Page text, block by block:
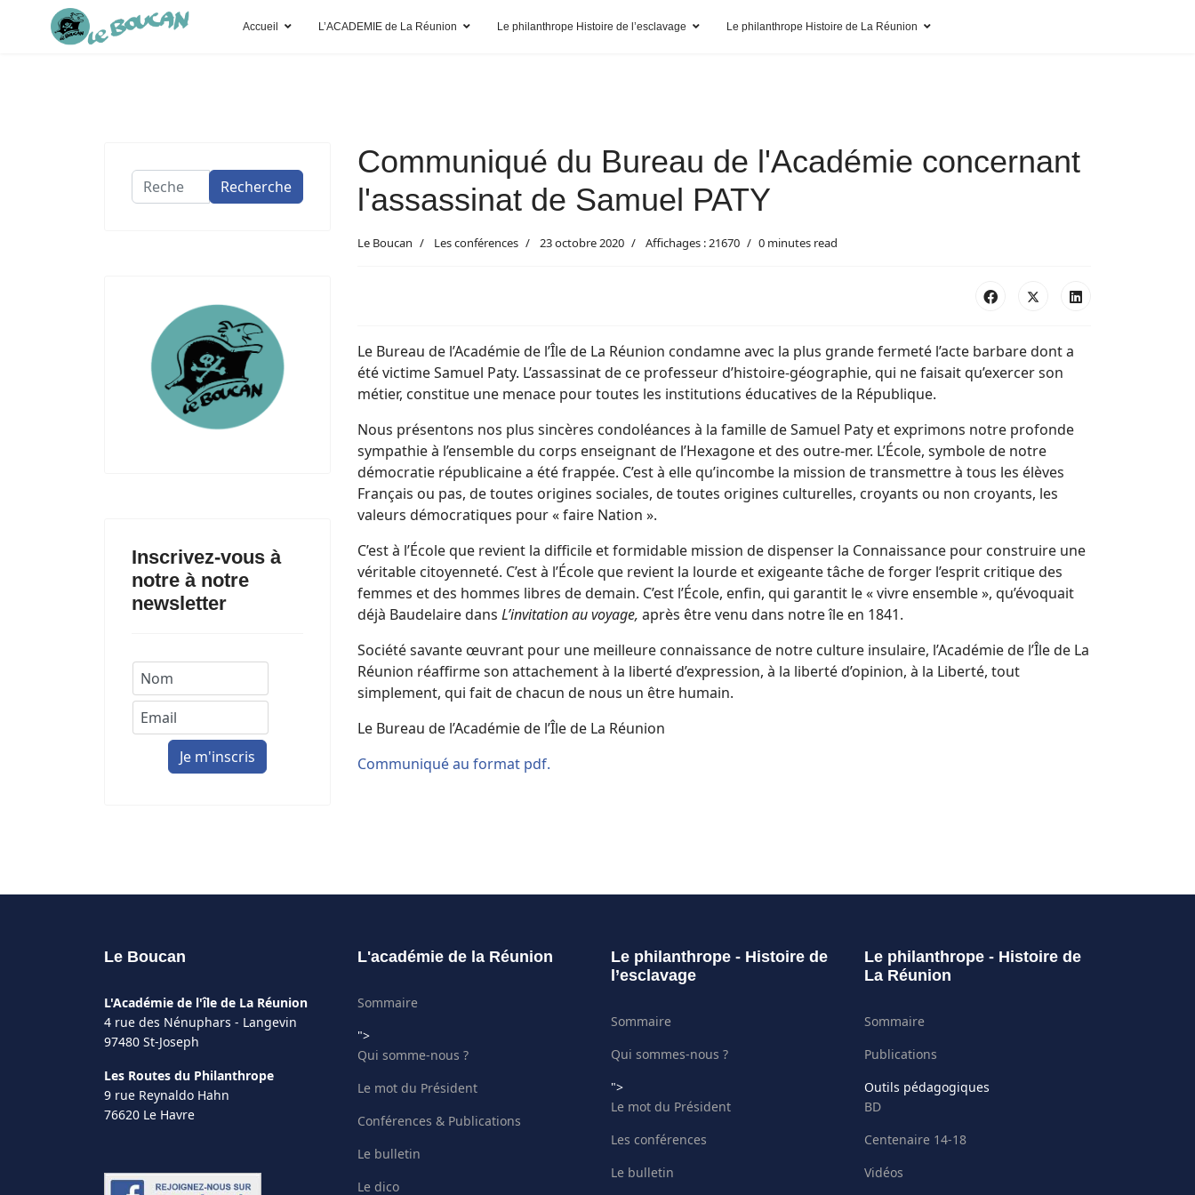
Accueil L’ACADEMIE de La Réunion Le philanthrope Histoire de l’esclavage Le philanthrope Histoire de La Réunion
Recherche Recherche
Inscrivez-vous à
notre à notre
newsletter
Communiqué du Bureau de l'Académie concernant
l'assassinat de Samuel PATY
Le Boucan Les conférences 23 octobre 2020 Affichages : 21670 0 minutes read
Le Bureau de l’Académie de l’Île de La Réunion condamne avec la plus grande fermeté l’acte barbare dont a
été victime Samuel Paty. L’assassinat de ce professeur d’histoire-géographie, qui ne faisait qu’exercer son
métier, constitue une menace pour toutes les institutions éducatives de la République.
Nous présentons nos plus sincères condoléances à la famille de Samuel Paty et exprimons notre profonde
sympathie à l’ensemble du corps enseignant de l’Hexagone et des outre-mer. L’École, symbole de notre
démocratie républicaine a été frappée. C’est à elle qu’incombe la mission de transmettre à tous les élèves
Français ou pas, de toutes origines sociales, de toutes origines culturelles, croyants ou non croyants, les
valeurs démocratiques pour « faire Nation ».
C’est à l’École que revient la difficile et formidable mission de dispenser la Connaissance pour construire une
véritable citoyenneté. C’est à l’École que revient la lourde et exigeante tâche de forger l’esprit critique des
femmes et des hommes libres de demain. C’est l’École, enfin, qui garantit le « vivre ensemble », qu’évoquait
déjà Baudelaire dans L’invitation au voyage, après être venu dans notre île en 1841.
Société savante œuvrant pour une meilleure connaissance de notre culture insulaire, l’Académie de l’Île de La
Réunion réaffirme son attachement à la liberté d’expression, à la liberté d’opinion, à la Liberté, tout
simplement, qui fait de chacun de nous un être humain.
Le Bureau de l’Académie de l’Île de La Réunion
Communiqué au format pdf.
Le Boucan
L'Académie de l'île de La Réunion
4 rue des Nénuphars - Langevin
97480 St-Joseph
Les Routes du Philanthrope
9 rue Reynaldo Hahn
76620 Le Havre
L'académie de la Réunion
Sommaire
">
Qui somme-nous ?
Le mot du Président
Conférences & Publications
Le bulletin
Le dico
Le philanthrope - Histoire de
l’esclavage
Sommaire
Qui sommes-nous ?
">
Le mot du Président
Les conférences
Le bulletin
Le philanthrope - Histoire de
La Réunion
Sommaire
Publications
Outils pédagogiques
BD
Centenaire 14-18
Vidéos